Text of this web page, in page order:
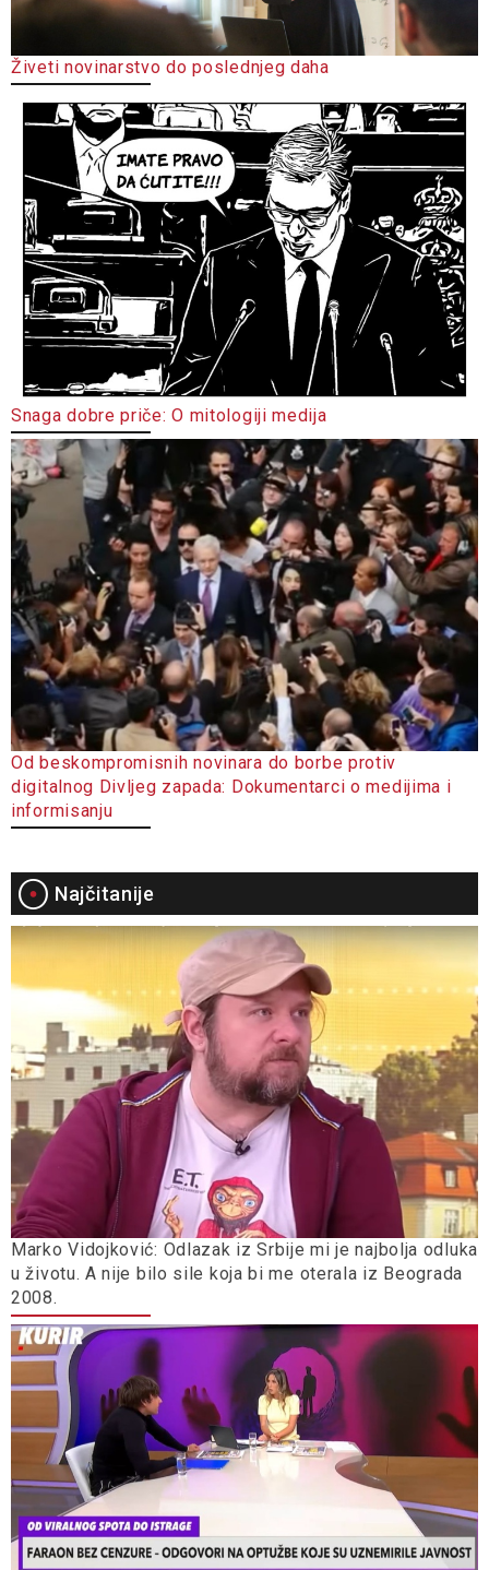
Živeti novinarstvo do poslednjeg daha
Snaga dobre priče: O mitologiji medija
Od beskompromisnih novinara do borbe protiv
digitalnog Divljeg zapada: Dokumentarci o medijima i
informisanju
Najčitanije
Marko Vidojković: Odlazak iz Srbije mi je najbolja odluka
u životu. A nije bilo sile koja bi me oterala iz Beograda
2008.